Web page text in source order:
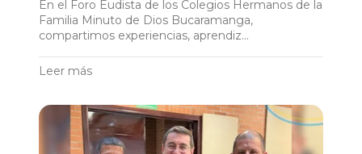
En el Foro Eudista de los Colegios Hermanos de la
Familia Minuto de Dios Bucaramanga,
compartimos experiencias, aprendiz...
Leer más